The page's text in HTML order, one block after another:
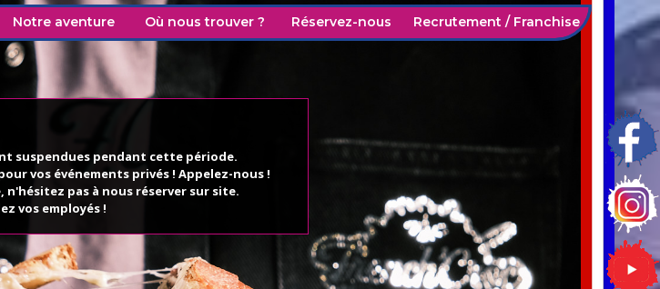
suspendues pendant cette période.
vos événements privés ! Appelez-nous !
n'hésitez pas à nous réserver sur site.
vos employés !
Notre aventure Où nous trouver ? Réservez-nous Recrutement / Franchise